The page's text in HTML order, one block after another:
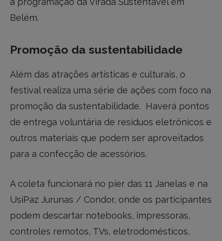
Belém.
Promoção da sustentabilidade
Além das atrações artísticas e culturais, o
festival realiza uma série de ações com foco na
promoção da sustentabilidade. Haverá pontos
de entrega voluntária de resíduos eletrônicos e
outros materiais que podem ser aproveitados
para a confecção de acessórios.
A coleta funcionará no píer das 11 Janelas e na
UsiPaz Jurunas / Condor, onde os participantes
podem descartar notebooks, impressoras,
controles remotos, TVs, eletrodomésticos,